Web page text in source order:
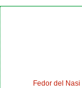
Fedor del Nasi